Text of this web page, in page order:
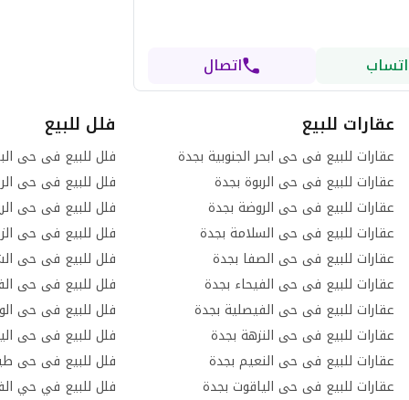
اتصال
عقارات للبيع
عقارات للبيع فى حى ابحر الجنوبية بجدة
عقارات للبيع فى حى الربوة بجدة
عقارات للبيع فى حى الروضة بجدة
عقارات للبيع فى حى السلامة بجدة
عقارات للبيع فى حى الصفا بجدة
عقارات للبيع فى حى الفيحاء بجدة
عقارات للبيع فى حى الفيصلية بجدة
عقارات للبيع فى حى النزهة بجدة
عقارات للبيع فى حى النعيم بجدة
عقارات للبيع فى حى الياقوت بجدة
فلل للبيع
فلل للبيع فى حى
فلل للبيع فى حى
فلل للبيع فى حى
فلل للبيع فى حى
فلل للبيع فى حى
فلل للبيع فى حى
فلل للبيع فى حى
فلل للبيع فى حى
فلل للبيع فى حى
فلل للبيع في حي